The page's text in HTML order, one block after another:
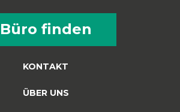
Büro finden
KONTAKT
ÜBER UNS